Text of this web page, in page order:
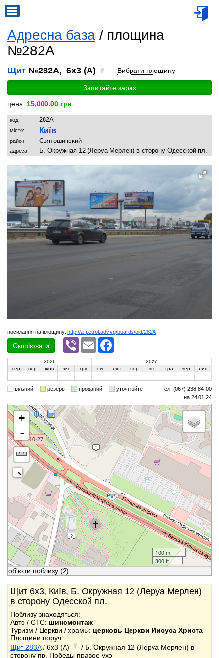
Адресна база / площина
№282A
Щит №282A, 6x3 (A) Вибрати площину
Запитайте зараз
цена: 15,000.00 грн
код: 282A
місто: Київ
район: Святoшинский
адреса: Б. Окружная 12 (Леруа Мерлен) в сторону Одесской пл.
посилання на площину: http://a-petrol.adv.vg/boards/oid/282A
Скопіювати
Viber Email
2026
2027
сер
вер жов лис гру січ лют бер кві тра чер лип
вільний резерв проданий уточнюйте
тел. (067) 238-84-00
на 24.01.24
+
-
100 m
300 ft
об'єкти поблизу (2)
Щит 6x3, Київ, Б. Окружная 12 (Леруа Мерлен)
в сторону Одесской пл.
Поблизу знаходяться:
Авто / СТО: шиномонтаж
Туризм / Церкви / храмы: церковь Церкви Иисуса Христа
Площини поруч:
Щит 283A/ 6x3 (A)
/ Б. Окружная 12 (Леруа Мерлен) в
сторону пр. Победы правое ухо